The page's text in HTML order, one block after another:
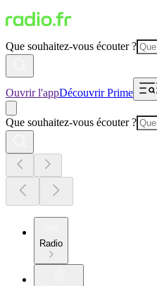
Que souhaitez-vous écouter ?
Ouvrir l'appDécouvrir Prime
Que souhaitez-vous écouter ?
Radio